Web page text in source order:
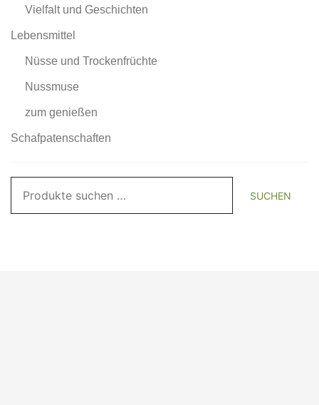
Vielfalt und Geschichten
Lebensmittel
Nüsse und Trockenfrüchte
Nussmuse
zum genießen
Schafpatenschaften
nach:
SUCHEN